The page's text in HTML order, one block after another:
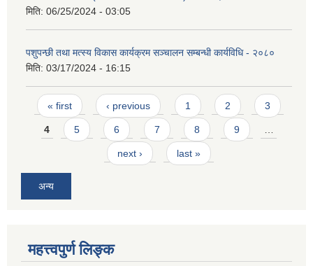
मिति: 06/25/2024 - 03:05
पशुपन्छी तथा मत्स्य विकास कार्यक्रम सञ्चालन सम्बन्धी कार्यविधि - २०८०
मिति: 03/17/2024 - 16:15
Pages
« first ‹ previous 1 2 3
4 5 6 7 8 9
next › last »
अन्य
महत्त्वपुर्ण लिङ्क